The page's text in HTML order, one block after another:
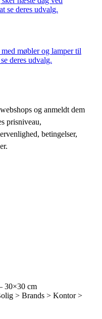
se deres udvalg.
møbler og lamper til
deres udvalg.
og anmeldt dem
prisniveau,
betingelser,
30×30 cm
> Brands > Kontor >